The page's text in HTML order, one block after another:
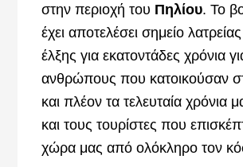
στην περιοχή του Πηλίου. Το
έχει αποτελέσει σημείο
έλξης για εκατοντάδες χρόνια
ανθρώπους που κατοικούσαν
και πλέον τα τελευταία χρόνια
και τους τουρίστες που
χώρα μας από ολόκληρο τον